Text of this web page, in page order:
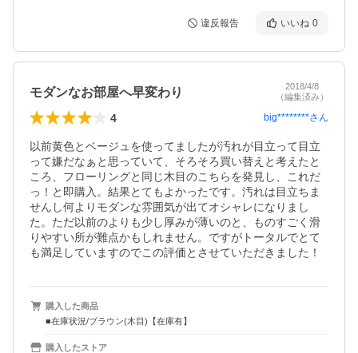
違反報告 いいね 0
モダンなお部屋へ早変わり
2018/4/8
（編集済み）
4 big********さん
以前黄色とベージュを使ってましたが汚れが目立って目立
って嫌だなぁと思っていて、そろそろ買い替えと考えたと
ころ、フローリングと同じ木目のこちらを発見し、これだ
っ！と即購入。結果とてもよかったです。汚れは目立ちま
せんし何よりモダンな雰囲気が出てオシャレになりまし
た。ただ以前のよりも少し厚みが薄いのと、ものすごく滑
りやすい所が難点かもしれません。ですがトータルでとて
も満足していますのでこの評価とさせていただきました！
購入した商品
■在庫状況/ブラウン(木目)【在庫有】
購入したストア